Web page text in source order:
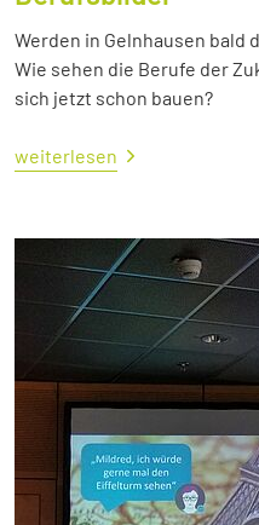
Werden in Gelnhausen bald
Wie sehen die Berufe der
sich jetzt schon bauen?
weiterlesen